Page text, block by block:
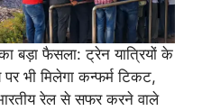
बड़ा फैसला: ट्रेन यात्रियों के
भी मिलेगा कन्फर्म टिकट,
रेल से सफर करने वाले